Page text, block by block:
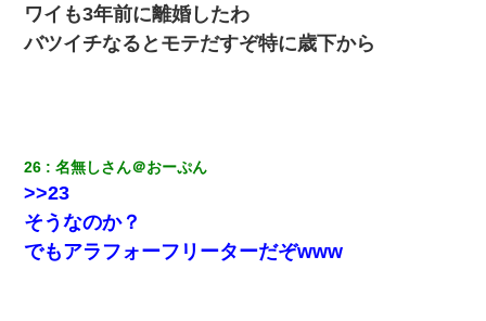
ワイも3年前に離婚したわ
バツイチなるとモテだすぞ特に歳下から
26 名無しさん＠おーぷん
>>23
そうなのか？
でもアラフォーフリーターだぞwww